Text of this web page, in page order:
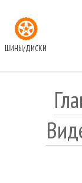
ШИНЫ/ДИСКИ